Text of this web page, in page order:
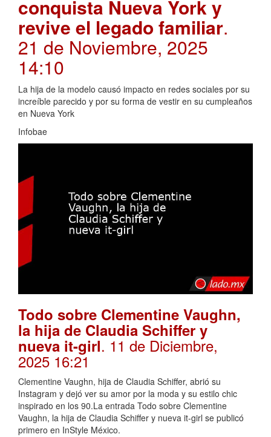
conquista Nueva York y
revive el legado familiar.
21 de Noviembre, 2025
14:10
La hija de la modelo causó impacto en redes sociales por su
increíble parecido y por su forma de vestir en su cumpleaños
en Nueva York
Infobae
Todo sobre Clementine Vaughn,
la hija de Claudia Schiffer y
nueva it-girl. 11 de Diciembre,
2025 16:21
Clementine Vaughn, hija de Claudia Schiffer, abrió su
Instagram y dejó ver su amor por la moda y su estilo chic
inspirado en los 90.La entrada Todo sobre Clementine
Vaughn, la hija de Claudia Schiffer y nueva it-girl se publicó
primero en InStyle México.